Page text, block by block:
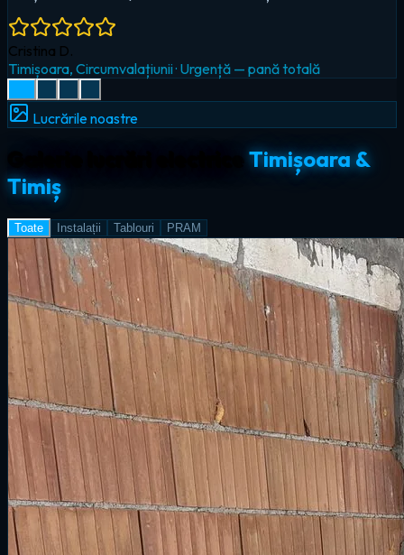
Radu I.
Giroc·Iluminat LED & smart home
Lucrările noastre
Timișoara &
Timiș
Toate Instalații Tablouri PRAM